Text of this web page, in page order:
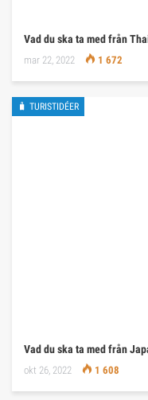
Vad du ska ta med från
mar 22, 2022 1 672
🧳 TURISTIDÉER
Vad du ska ta med från
okt 26, 2022 1 608